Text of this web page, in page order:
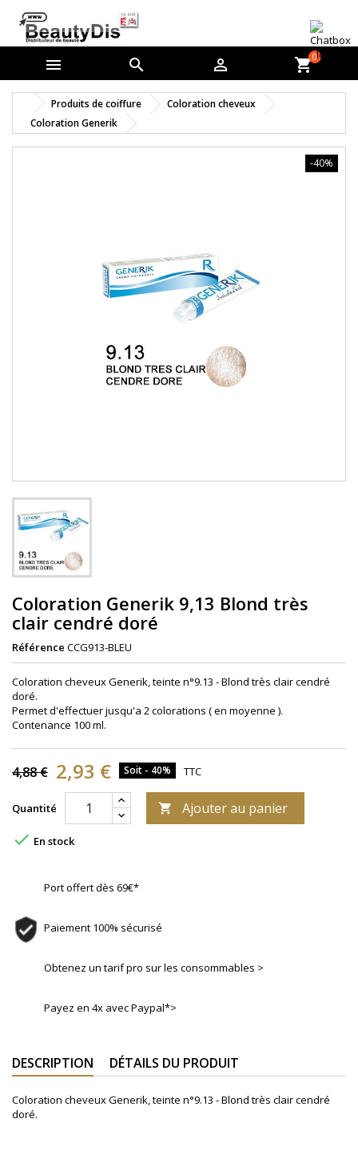
   shopping_cart0
Produits de coiffure
Coloration cheveux
Coloration Generik
-40%
Coloration Generik 9,13 Blond très
clair cendré doré
Référence CCG913-BLEU
Coloration cheveux Generik, teinte n°9.13 - Blond très clair cendré
doré.
Permet d'effectuer jusqu'a 2 colorations ( en moyenne ).
Contenance 100 ml.
4,88 € 2,93 € Soit - 40% TTC
Quantité  Ajouter au panier
 En stock
Port offert dès 69€*
Paiement 100% sécurisé
Obtenez un tarif pro sur les consommables >
Payez en 4x avec Paypal*>
DESCRIPTION DÉTAILS DU PRODUIT
Coloration cheveux Generik, teinte n°9.13 - Blond très clair cendré
doré.